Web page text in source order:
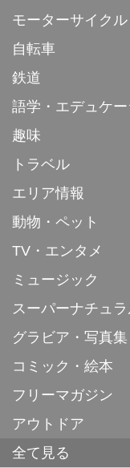
モーターサイクル
自転車
鉄道
語学・エデュケ
趣味
トラベル
エリア情報
動物・ペット
TV・エンタメ
ミュージック
スーパーナチュ
グラビア・写真集
コミック・絵本
フリーマガジン
アウトドア
全て見る